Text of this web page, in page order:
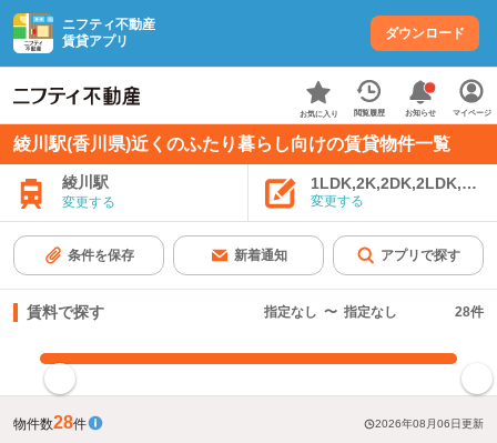
ニフティ不動産
賃貸アプリ
ダウンロード
お気に入り 閲覧履歴 お知らせ マイページ
綾川駅(香川県)近くのふたり暮らし向けの賃貸物件一覧
綾川駅
変更する 変更する
条件を保存 新着通知 アプリで探す
賃料で探す 指定なし 〜 指定なし 28件
物件数28件 2026年08月06日更新